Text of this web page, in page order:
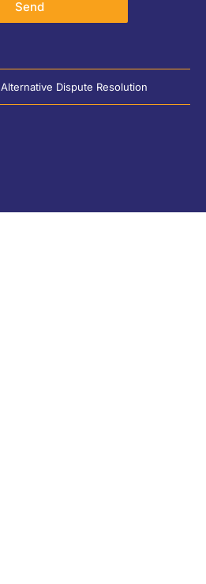
Send
Alternative Dispute Resolution